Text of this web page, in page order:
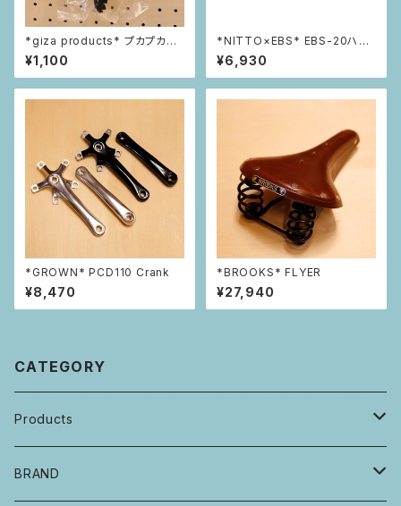
*giza products* プカプカホ
ーン
¥1,100
*NITTO×EBS* EBS-20ハン
ドルバー(シルバー)
¥6,930
*GROWN* PCD110 Crank
¥8,470
*BROOKS* FLYER
¥27,940
CATEGORY
Products
自転車・フレーム
BRAND